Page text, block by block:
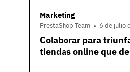
Marketing
PrestaShop Team 6 de julio
Colaborar para
tiendas online que